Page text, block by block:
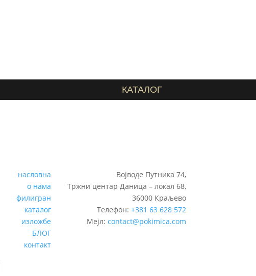
КАТАЛОГ
насловна
о нама
филигран
каталог
изложбе
БЛОГ
контакт
Војводе Путника 74,
Тржни центар Даница – локал 68,
36000 Краљево
Телефон: +381 63 628 572
Мејл: contact@pokimica.com